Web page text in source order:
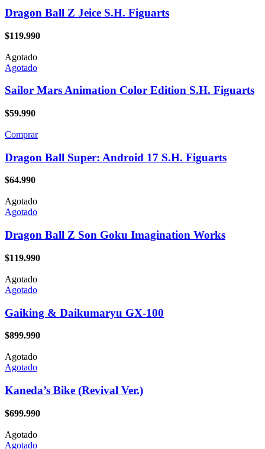
Dragon Ball Z Jeice S.H. Figuarts
$119.990
Agotado
Agotado
Sailor Mars Animation Color Edition S.H. Figuarts
$59.990
Comprar
Dragon Ball Super: Android 17 S.H. Figuarts
$64.990
Agotado
Agotado
Dragon Ball Z Son Goku Imagination Works
$119.990
Agotado
Agotado
Gaiking & Daikumaryu GX-100
$899.990
Agotado
Agotado
Kaneda’s Bike (Revival Ver.)
$699.990
Agotado
Agotado